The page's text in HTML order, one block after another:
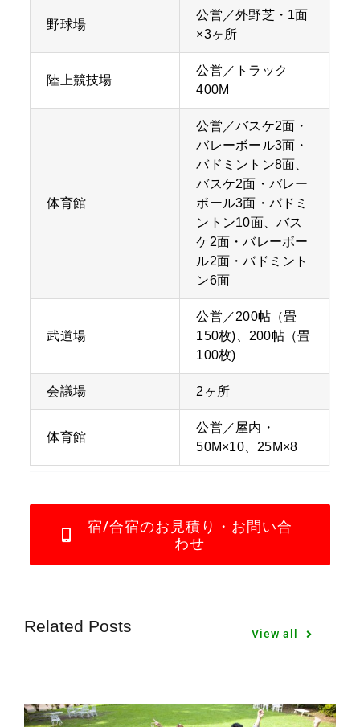
野球場
公営／外野芝・1面
×3ヶ所
陸上競技場
公営／トラック
400M
体育館
公営／バスケ2面・
バレーボール3面・
バドミントン8面、
バスケ2面・バレー
ボール3面・バドミ
ントン10面、バス
ケ2面・バレーボー
ル2面・バドミント
ン6面
武道場
公営／200帖（畳
150枚)、200帖（畳
100枚)
会議場 2ヶ所
体育館
公営／屋内・
50M×10、25M×8
宿/合宿のお見積り・お問い合
わせ
Related Posts View all